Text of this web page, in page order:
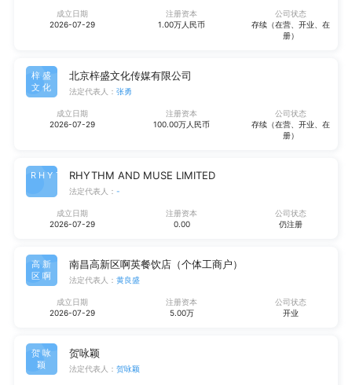
成立日期
2026-07-29
注册资本
1.00万人民币
公司状态
存续（在营、开业、在
册）
梓盛
文化
北京梓盛文化传媒有限公司
法定代表人： 张勇
成立日期
2026-07-29
注册资本
100.00万人民币
公司状态
存续（在营、开业、在
册）
RHYT RHYTHM AND MUSE LIMITED
法定代表人： -
成立日期
2026-07-29
注册资本
0.00
公司状态
仍注册
高新
区啊
南昌高新区啊英餐饮店（个体工商户）
法定代表人： 黄良盛
成立日期
2026-07-29
注册资本
5.00万
公司状态
开业
贺咏
颖
贺咏颖
法定代表人： 贺咏颖